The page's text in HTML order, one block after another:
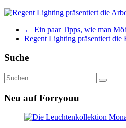
← Ein paar Tipps, wie man
Regent Lighting präsentiert die
Suche
Neu auf Forryouu